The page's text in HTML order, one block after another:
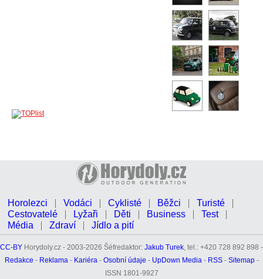
Horolezci Vodáci Cyklisté Běžci
Turisté
Cestovatelé
Lyžaři Děti Business
Test
Média
Zdraví Jídlo a pití
CC-BY Horydoly.cz - 2003-2026 Šéfredaktor: Jakub Turek, tel.: +420 728 892 898 -
Redakce - Reklama- Kariéra- Osobní údaje - UpDown Media- RSS- Sitemap-
ISSN 1801-9927